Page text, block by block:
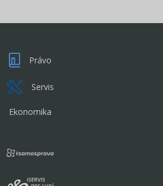
Právo
Servis
Ekonomika